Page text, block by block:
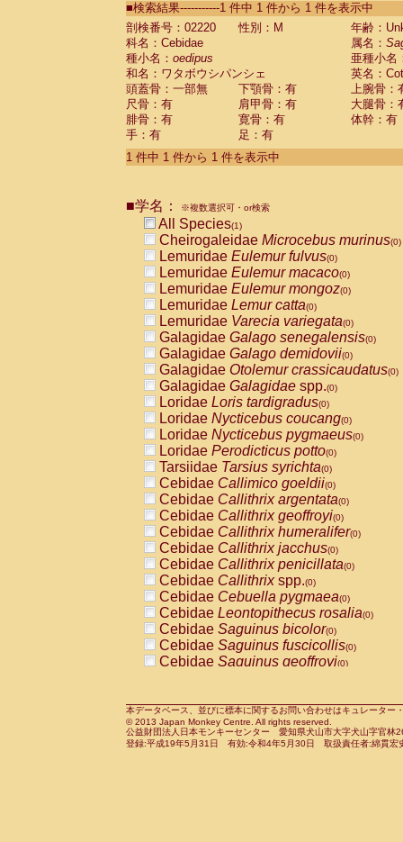
CebidaeSaguinus labiatus(0)
Cebidae Saguinus leucopus (0)
Cebidae
Cebidae
CebidaeSaguinus nigricollis (0)
Cebidae Saguinus oedipus
Cebidae Saguinus weddelli
Cebidae Saguinusspp.
Cebidae Aotus trivirgatus
Cebidae Cebus albifrons
CebidaeCebus nigrivittatus
CebidaeCebus
CebidaeSaimiri boliviensis(0)
CebidaeSaimiri sciureus(0)
AtelidaeAlouatta caraya(0)
AtelidaeAlouatta fusca(0)
AtelidaeAlouatta seniculus
AtelidaeAlouattaspp.(0)
AtelidaeAteles belzebuth(0)
AtelidaeAteles geoffroyi(0)
AtelidaeAteles paniscus(0)
AtelidaeAtelesspp.(0)
Atelidae Lagothrix lagothricha
AtelidaeLagothrix lagothricha cana
PitheciidaeCacajao calvus
PitheciidaeCallicebus cupreus
PitheciidaeCallicebus donacophilus
PitheciidaeCallicebus moloch
PitheciidaeCallicebus torquatus
PitheciidaeCallicebusspp.(0)
PitheciidaeChiropotes satanas(0)
PitheciidaePithecia monachus
PitheciidaePithecia pithecia(0)
CercopithecidaeCercocebus agilis
CercopithecidaeCercocebus
CercopithecidaeCercocebus
CercopithecidaeCercocebus
CercopithecidaeCercocebus
CercopithecidaeCercocebushybrid
CercopithecidaePapio anubis(0)
CercopithecidaePapio cynocephalus
CercopithecidaePapio hamadryas(0)
■検索結果-----------1 件中 1 件から 1 件を表示中
剖検番号：02220
性別：M
年齢：
科名：Cebidae
属名：
種小名： oedipus
亜種小名
和名：ワタボウシパンシェ
英名：
頭蓋骨：一部無
下顎骨：有
上腕骨：
尺骨：有
肩甲骨：有
大腿骨：
腓骨：有
寛骨：有
体幹：有
手：有
足：有
1 件中 1 件から 1 件を表示中
■学名： ※複数選択可・or検索
All Species(1)
Cheirogaleidae Microcebus murinus(0)
Lemuridae Eulemur fulvus(0)
Lemuridae Eulemur macaco(0)
Lemuridae Eulemur mongoz(0)
Lemuridae Lemur catta(0)
Lemuridae Varecia variegata(0)
Galagidae Galago senegalensis(0)
Galagidae Galago demidovii(0)
Galagidae Otolemur crassicaudatus(0)
Galagidae Galagidae spp.(0)
Loridae Loris tardigradus(0)
Loridae Nycticebus coucang(0)
Loridae Nycticebus pygmaeus(0)
Loridae Perodicticus potto(0)
Tarsiidae Tarsius syrichta(0)
Cebidae Callimico goeldii(0)
Cebidae Callithrix argentata(0)
Cebidae Callithrix geoffroyi(0)
Cebidae Callithrix humeralifer(0)
Cebidae Callithrix jacchus(0)
Cebidae Callithrix penicillata(0)
Cebidae Callithrixspp.(0)
Cebidae Cebuella pygmaea(0)
Cebidae Leontopithecus rosalia(0)
Cebidae Saguinus bicolor(0)
Cebidae Saguinus fuscicollis(0)
Cebidae Saguinus geoffroyi(0)
CebidaeSaguinus leucopus(0)
CebidaeSaguinus midas(0)
Cebidae Saguinus mystax(0)
本データベース、並びに標本に関するお問い合わせはキュレータ
© 2013 Japan Monkey Centre. All rights reserved.
公益財団法人日本モンキーセンター 愛知県犬山市大字犬山字官
登録:平成19年5月31日 有効:令和4年5月30日 取扱責任者:綿貫宏